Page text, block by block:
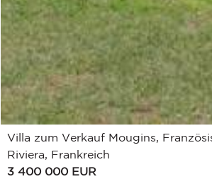
Villa zum Verkauf Mougins,
Riviera, Frankreich
3 400 000 EUR